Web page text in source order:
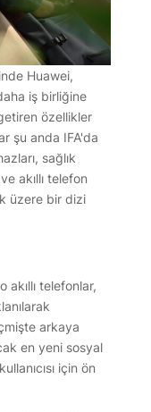
Huawei,
iş birliğine
özellikler
şu anda IFA'da
sağlık
akıllı telefon
üzere bir dizi
akıllı telefonlar,
arkaya
en yeni sosyal
için ön